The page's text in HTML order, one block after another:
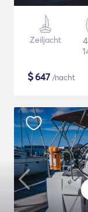
Zeiljacht
$647 /nacht